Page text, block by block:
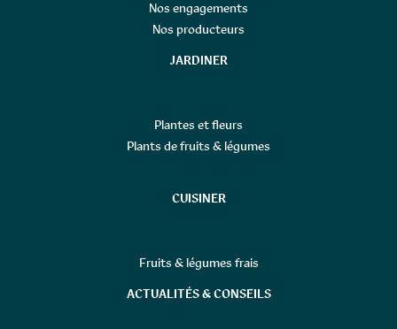
Nos engagements
Nos producteurs
JARDINER
Plantes et fleurs
Plants de fruits & légumes
CUISINER
Fruits & légumes frais
ACTUALITÉS & CONSEILS